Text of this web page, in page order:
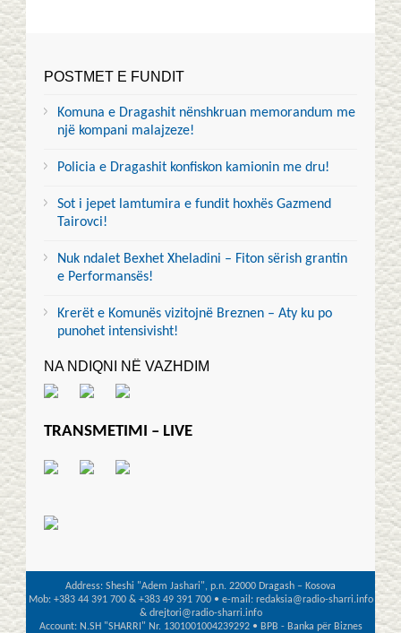
POSTMET E FUNDIT
Komuna e Dragashit nënshkruan memorandum me
një kompani malajzeze!
Policia e Dragashit konfiskon kamionin me dru!
Sot i jepet lamtumira e fundit hoxhës Gazmend
Tairovci!
Nuk ndalet Bexhet Xheladini – Fiton sërish grantin
e Performansës!
Krerët e Komunës vizitojnë Breznen – Aty ku po
punohet intensivisht!
NA NDIQNI NË VAZHDIM
TRANSMETIMI – LIVE
Address: Sheshi "Adem Jashari", p.n. 22000 Dragash – Kosova
Mob: +383 44 391 700 & +383 49 391 700 • e-mail: redaksia@radio-sharri.info
& drejtori@radio-sharri.info
Account: N.SH "SHARRI" Nr. 1301001004239292 • BPB - Banka për Biznes